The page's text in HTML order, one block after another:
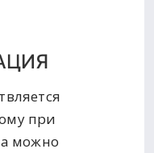
при
можно